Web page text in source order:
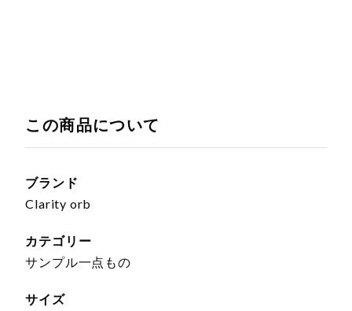
この商品について
ブランド
Clarity orb
カテゴリー
サンプル一点もの
サイズ